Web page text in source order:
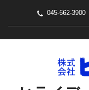
045-662-3900